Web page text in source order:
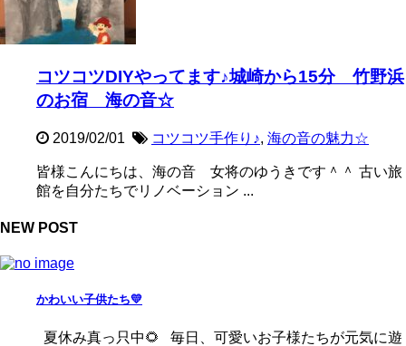
コツコツDIYやってます♪城崎から15分 竹野浜
のお宿 海の音☆
2019/02/01 コツコツ手作り♪, 海の音の魅力☆
皆様こんにちは、海の音 女将のゆうきです＾＾ 古い旅
館を自分たちでリノベーション ...
NEW POST
かわいい子供たち💛
夏休み真っ只中🌻 毎日、可愛いお子様たちが元気に遊